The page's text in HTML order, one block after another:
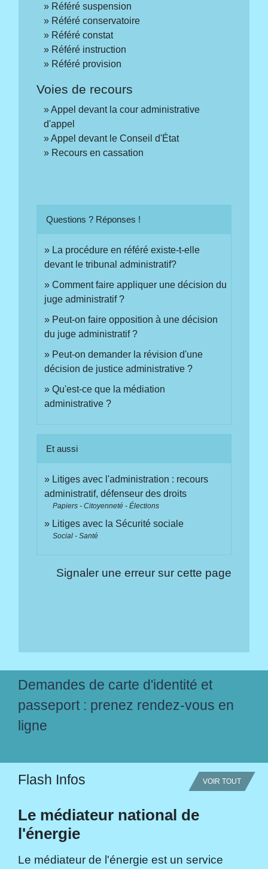
Référé suspension
Référé conservatoire
Référé constat
Référé instruction
Référé provision
Voies de recours
Appel devant la cour administrative
d'appel
Appel devant le Conseil d'État
Recours en cassation
Questions ? Réponses !
La procédure en référé existe-t-elle
devant le tribunal administratif?
Comment faire appliquer une décision du
juge administratif ?
Peut-on faire opposition à une décision
du juge administratif ?
Peut-on demander la révision d'une
décision de justice administrative ?
Qu'est-ce que la médiation
administrative ?
Et aussi
Litiges avec l'administration : recours
administratif, défenseur des droits
Papiers - Citoyenneté - Élections
Litiges avec la Sécurité sociale
Social - Santé
Signaler une erreur sur cette page
Demandes de carte d'identité et
passeport : prenez rendez-vous en
ligne
Flash Infos VOIR TOUT
Le médiateur national de
l'énergie
Le médiateur de l'énergie est un service